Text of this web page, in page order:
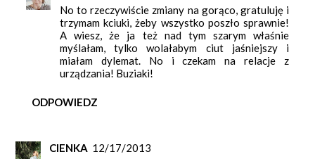
No to rzeczywiście zmiany na gorąco, gratuluję i
trzymam kciuki, żeby wszystko poszło sprawnie!
A wiesz, że ja też nad tym szarym właśnie
myślałam, tylko wolałabym ciut jaśniejszy i
miałam dylemat. No i czekam na relacje z
urządzania! Buziaki!
ODPOWIEDZ
CIENKA 12/17/2013